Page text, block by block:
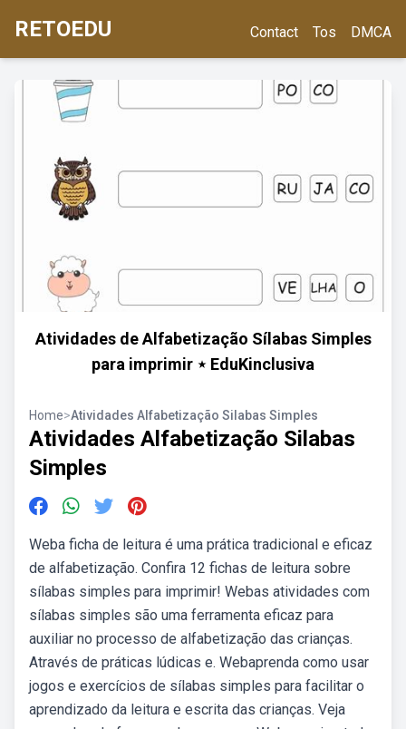
RETOEDU Contact Tos DMCA
Atividades de Alfabetização Sílabas Simples
para imprimir ⋆ EduKinclusiva
Home>Atividades Alfabetização Silabas Simples
Atividades Alfabetização Silabas
Simples
Weba ficha de leitura é uma prática tradicional e eficaz
de alfabetização. Confira 12 fichas de leitura sobre
sílabas simples para imprimir! Webas atividades com
sílabas simples são uma ferramenta eficaz para
auxiliar no processo de alfabetização das crianças.
Através de práticas lúdicas e. Webaprenda como usar
jogos e exercícios de sílabas simples para facilitar o
aprendizado da leitura e escrita das crianças. Veja